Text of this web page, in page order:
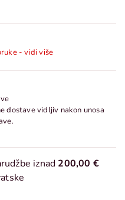
- vidi više
dostave vidljiv nakon unosa
iznad 200,00 €